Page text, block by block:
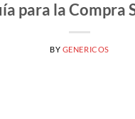
para la Compra
BY GENERICOS